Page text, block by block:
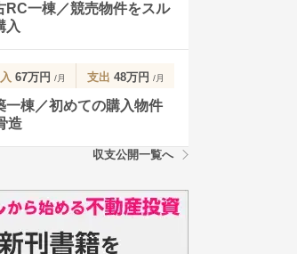
RC一棟／競売物件をスル
入
67万円 /月 支出 48万円 /月
一棟／初めての購入物件
造
収支公開一覧へ